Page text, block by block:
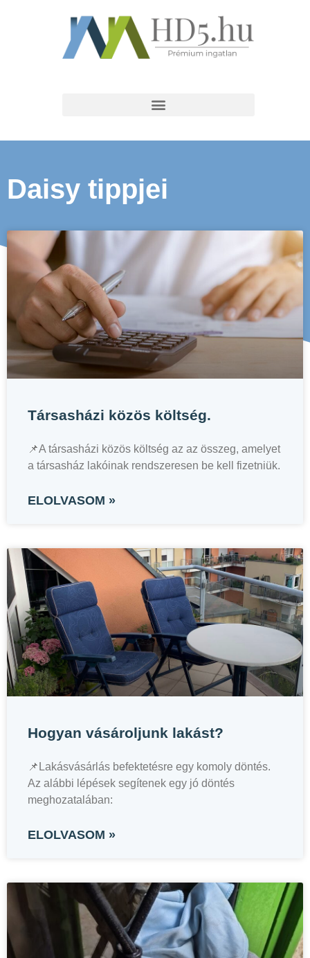
Daisy tippjei
Társasházi közös költség.
📌A társasházi közös költség az az összeg, amelyet
a társasház lakóinak rendszeresen be kell fizetniük.
ELOLVASOM »
Hogyan vásároljunk lakást?
📌Lakásvásárlás befektetésre egy komoly döntés.
Az alábbi lépések segítenek egy jó döntés
meghozatalában:
ELOLVASOM »